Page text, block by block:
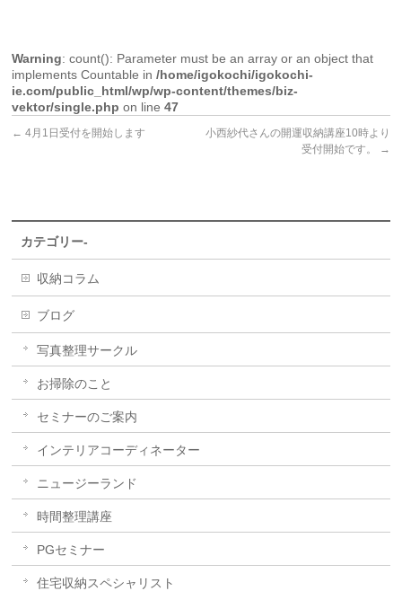
Warning: count(): Parameter must be an array or an object that
implements Countable in/home/igokochi/igokochi-
ie.com/public_html/wp/wp-content/themes/biz-
vektor/single.php on line47
← 4月1日受付を開始します
小西紗代さんの開運収納講座10時より
受付開始です。
→
カテゴリー-
収納コラム
ブログ
写真整理サークル
お掃除のこと
セミナーのご案内
インテリアコーディネーター
ニュージーランド
時間整理講座
PGセミナー
住宅収納スペシャリスト